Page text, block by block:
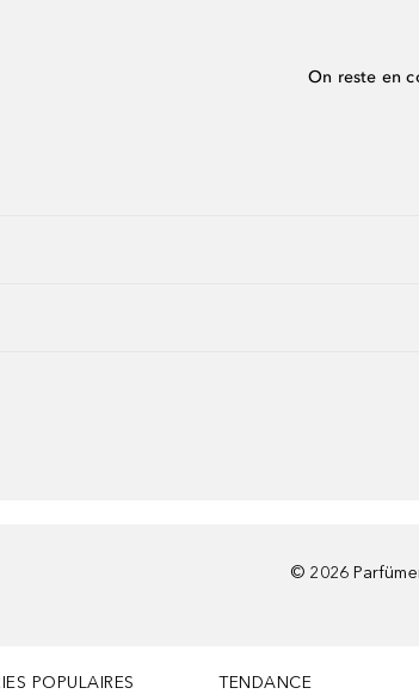
On reste en
© 2026
POPULAIRES TENDANCE